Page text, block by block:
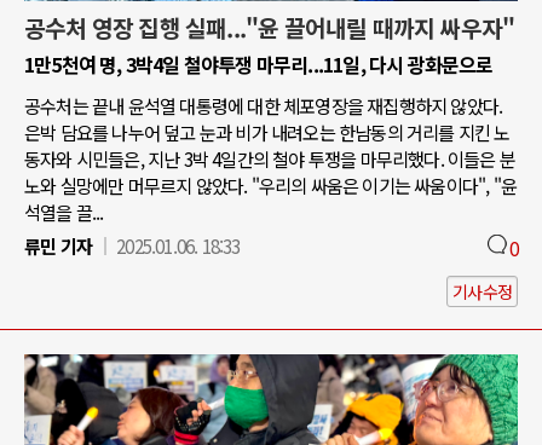
공수처 영장 집행 실패..."윤 끌어내릴 때까지 싸우자"
1만5천여 명, 3박4일 철야투쟁 마무리...11일, 다시 광화문으로
공수처는 끝내 윤석열 대통령에 대한 체포영장을 재집행하지 않았다.
은박 담요를 나누어 덮고 눈과 비가 내려오는 한남동의 거리를 지킨 노
동자와 시민들은, 지난 3박 4일간의 철야 투쟁을 마무리했다. 이들은 분
노와 실망에만 머무르지 않았다. "우리의 싸움은 이기는 싸움이다", "윤
석열을 끌...
류민 기자
2025.01.06. 18:33 0
기사수정